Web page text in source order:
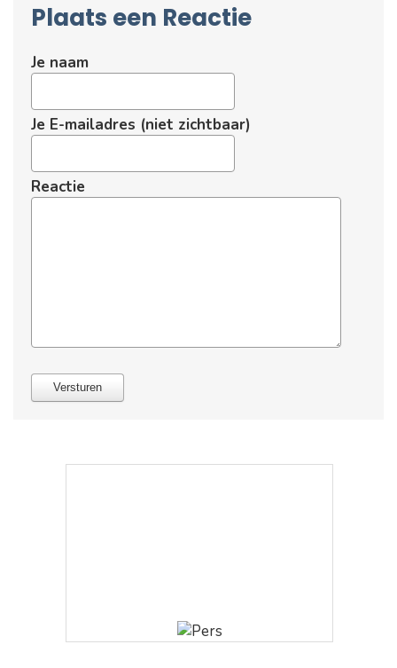
Plaats een Reactie
Je naam
Je E-mailadres (niet zichtbaar)
Reactie